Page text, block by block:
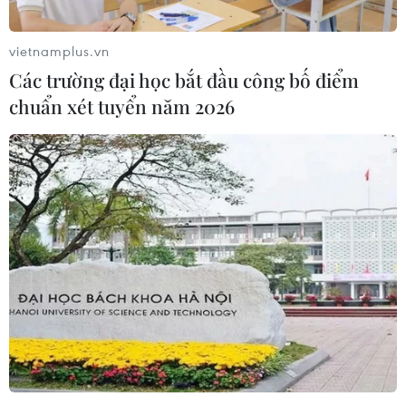
sông Hàn
07/08/2026 04:39
Để di sản ướp trà sen Quảng An luôn
song hành cùng nhịp sống đương
đại
07/08/2026 03:40
Nghệ nhân Đặng Văn Hậu
thổi sức sống mới cho nghệ thuật tò
he truyền thống
07/08/2026 03:19
Nghị quyết số 80-NQ/TW: Hải Phòng
- bản sắc cửa biển và chiều sâu văn
vietnamplus.vn
Các trường đại học bắt đầu công bố điểm
chuẩn xét tuyển năm 2026